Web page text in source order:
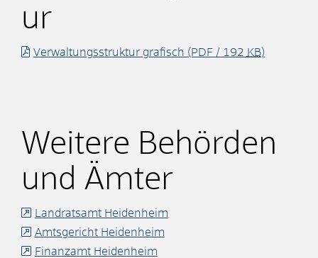
ur
Verwaltungsstruktur grafisch (PDF / 192 KB)
Weitere Behörden
und Ämter
Landratsamt Heidenheim
Amtsgericht Heidenheim
Finanzamt Heidenheim